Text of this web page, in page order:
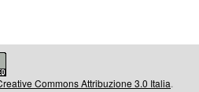
Commons Attribuzione 3.0 Italia.